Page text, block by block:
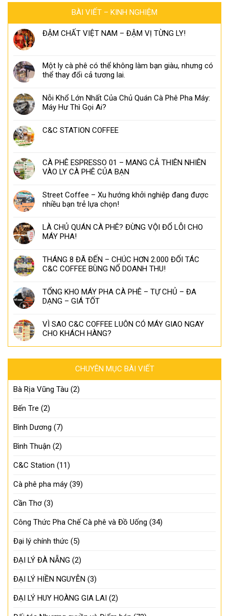
BÀI VIẾT – KINH NGHIỆM
ĐẬM CHẤT VIỆT NAM – ĐẬM VỊ TỪNG LY!
Một ly cà phê có thể không làm bạn giàu, nhưng có
thể thay đổi cả tương lai.
Nỗi Khổ Lớn Nhất Của Chủ Quán Cà Phê Pha Máy:
Máy Hư Thì Gọi Ai?
C&C STATION COFFEE
CÀ PHÊ ESPRESSO 01 – MANG CẢ THIÊN NHIÊN
VÀO LY CÀ PHÊ CỦA BẠN
Street Coffee – Xu hướng khởi nghiệp đang được
nhiều bạn trẻ lựa chọn!
LÀ CHỦ QUÁN CÀ PHÊ? ĐỪNG VỘI ĐỔ LỖI CHO
MÁY PHA!
THÁNG 8 ĐÃ ĐẾN – CHÚC HƠN 2.000 ĐỐI TÁC
C&C COFFEE BÙNG NỔ DOANH THU!
TỔNG KHO MÁY PHA CÀ PHÊ – TỰ CHỦ – ĐA
DẠNG – GIÁ TỐT
VÌ SAO C&C COFFEE LUÔN CÓ MÁY GIAO NGAY
CHO KHÁCH HÀNG?
CHUYÊN MỤC BÀI VIẾT
Bà Rịa Vũng Tàu (2)
Bến Tre (2)
Bình Dương (7)
Bình Thuận (2)
C&C Station (11)
Cà phê pha máy (39)
Cần Thơ (3)
Công Thức Pha Chế Cà phê và Đồ Uống (34)
Đại lý chính thức (5)
ĐẠI LÝ ĐÀ NẴNG (2)
ĐẠI LÝ HIỀN NGUYỄN (3)
ĐẠI LÝ HUY HOÀNG GIA LAI (2)